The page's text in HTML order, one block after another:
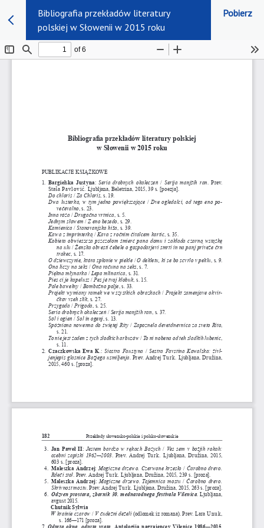
Bibliografia przekładów literatury
polskiej w Słowenii w 2015 roku
Pobierz